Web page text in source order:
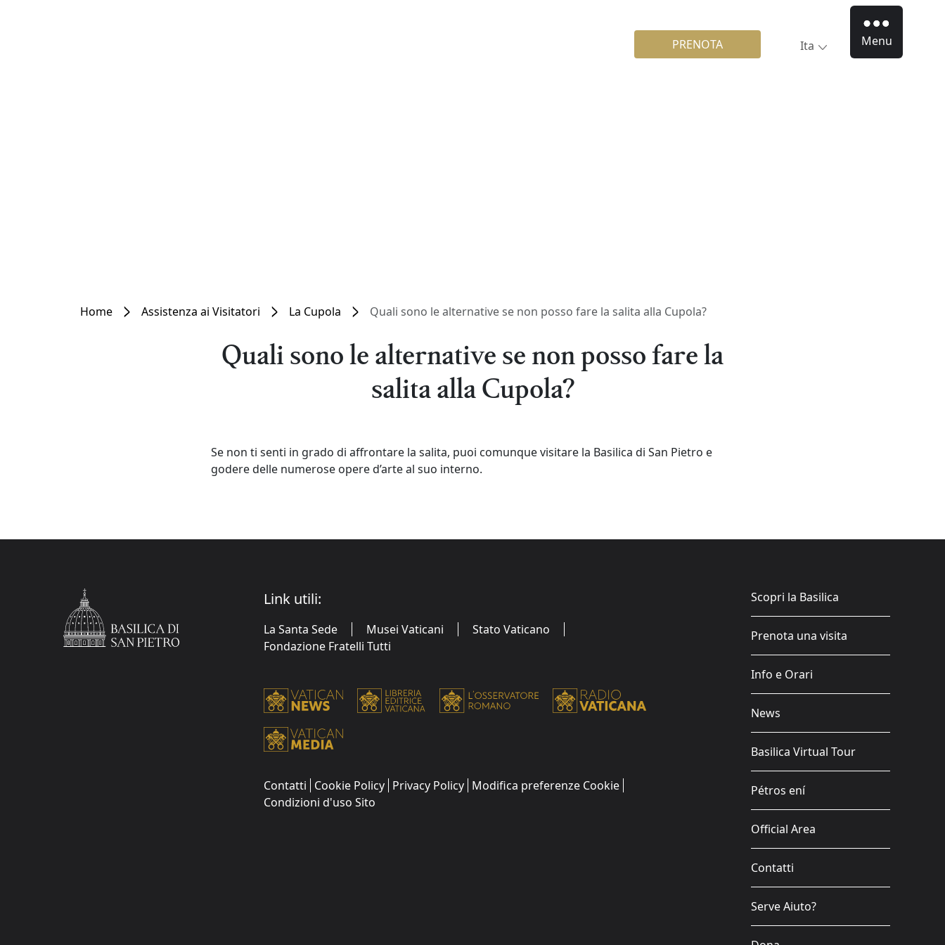
PRENOTA Ita Menu
Home Assistenza ai Visitatori La Cupola Quali sono le alternative se non posso fare la salita alla Cupola?
Quali sono le alternative se non posso fare la
salita alla Cupola?
Se non ti senti in grado di affrontare la salita, puoi comunque visitare la Basilica di San Pietro e
godere delle numerose opere d’arte al suo interno.
Link utili:
La Santa Sede Musei Vaticani
Stato Vaticano
Fondazione Fratelli Tutti
Contatti Cookie Policy Privacy Policy Modifica preferenze Cookie
Condizioni d'uso Sito
Scopri la Basilica
Prenota una visita
Info e Orari
News
Basilica Virtual Tour
Pétros ení
Official Area
Contatti
Serve Aiuto?